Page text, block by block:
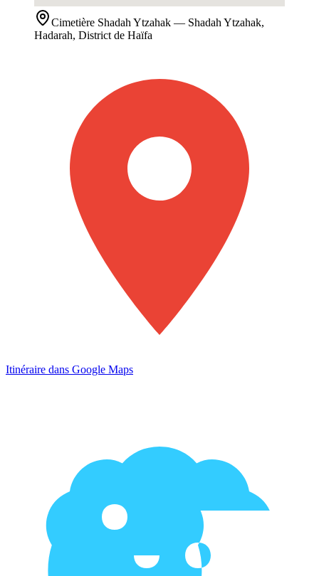
Cimetière Shadah Ytzahak — Shadah Ytzahak,
Hadarah, District de Haïfa
Itinéraire dans Google Maps